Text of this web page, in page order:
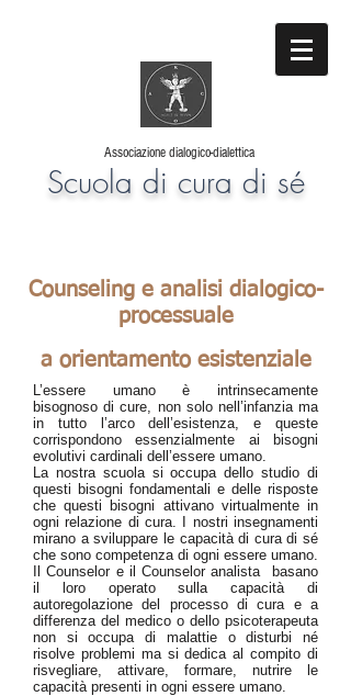
Associazione dialogico-dialettica
Scuola di cura di sé
a orientamento esistenziale
L’essere umano è intrinsecamente
bisognoso di cure, non solo nell’infanzia ma
in tutto l’arco dell’esistenza, e queste
corrispondono essenzialmente ai bisogni
evolutivi cardinali dell’essere umano.
La nostra scuola si occupa dello studio di
questi bisogni fondamentali e delle risposte
che questi bisogni attivano virtualmente in
ogni relazione di cura. I nostri insegnamenti
mirano a sviluppare le capacità di cura di sé
che sono competenza di ogni essere umano.
Il Counselor e il Counselor analista basano
il loro operato sulla capacità di
autoregolazione del processo di cura e a
differenza del medico o dello psicoterapeuta
non si occupa di malattie o disturbi né
risolve problemi ma si dedica al compito di
risvegliare, attivare, formare, nutrire le
capacità presenti in ogni essere umano.
Counseling e analisi dialogico-
processuale